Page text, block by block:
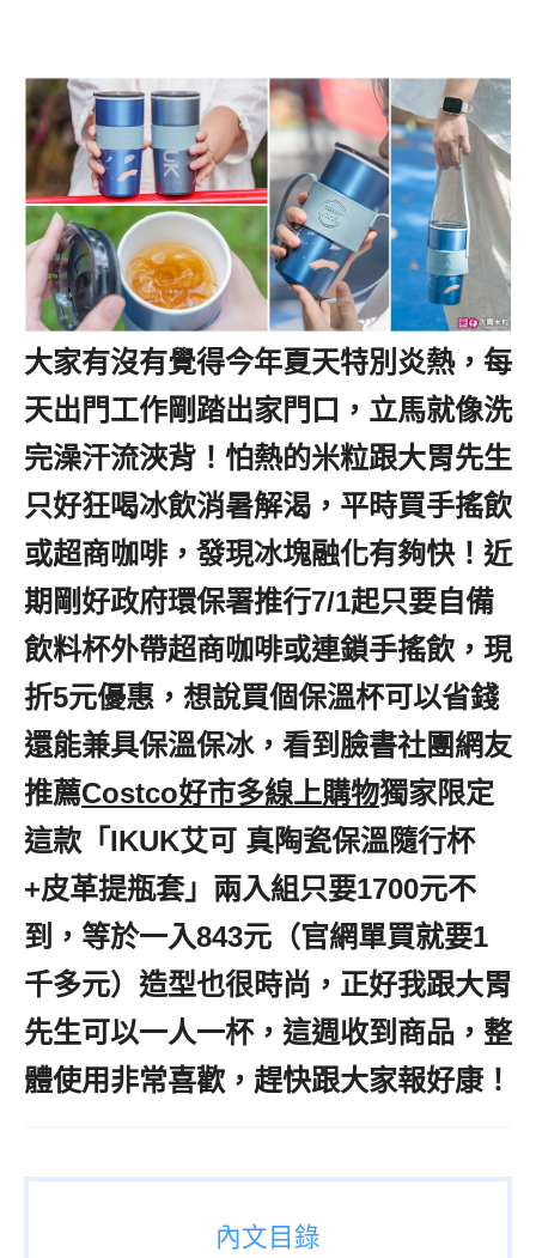
大家有沒有覺得今年夏天特別炎熱，每
天出門工作剛踏出家門口，立馬就像洗
完澡汗流浹背！怕熱的米粒跟大胃先生
只好狂喝冰飲消暑解渴，平時買手搖飲
或超商咖啡，發現冰塊融化有夠快！近
期剛好政府環保署推行7/1起只要自備
飲料杯外帶超商咖啡或連鎖手搖飲，現
折5元優惠，想說買個保溫杯可以省錢
還能兼具保溫保冰，看到臉書社團網友
推薦Costco好市多線上購物獨家限定
這款「IKUK艾可 真陶瓷保溫隨行杯
+皮革提瓶套」兩入組只要1700元不
到，等於一入843元（官網單買就要1
千多元）造型也很時尚，正好我跟大胃
先生可以一人一杯，這週收到商品，整
體使用非常喜歡，趕快跟大家報好康！
內文目錄